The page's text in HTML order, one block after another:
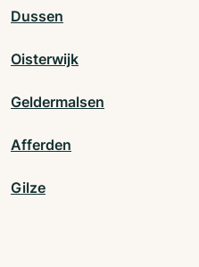
Dussen
Oisterwijk
Geldermalsen
Afferden
Gilze